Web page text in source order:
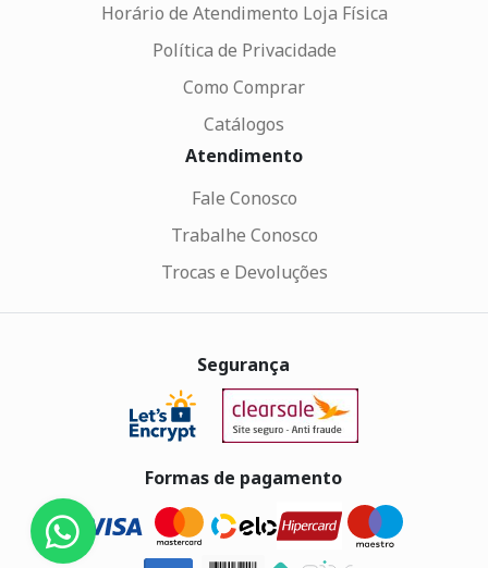
Horário de Atendimento Loja Física
Política de Privacidade
Como Comprar
Catálogos
Atendimento
Fale Conosco
Trabalhe Conosco
Trocas e Devoluções
Segurança
Formas de pagamento